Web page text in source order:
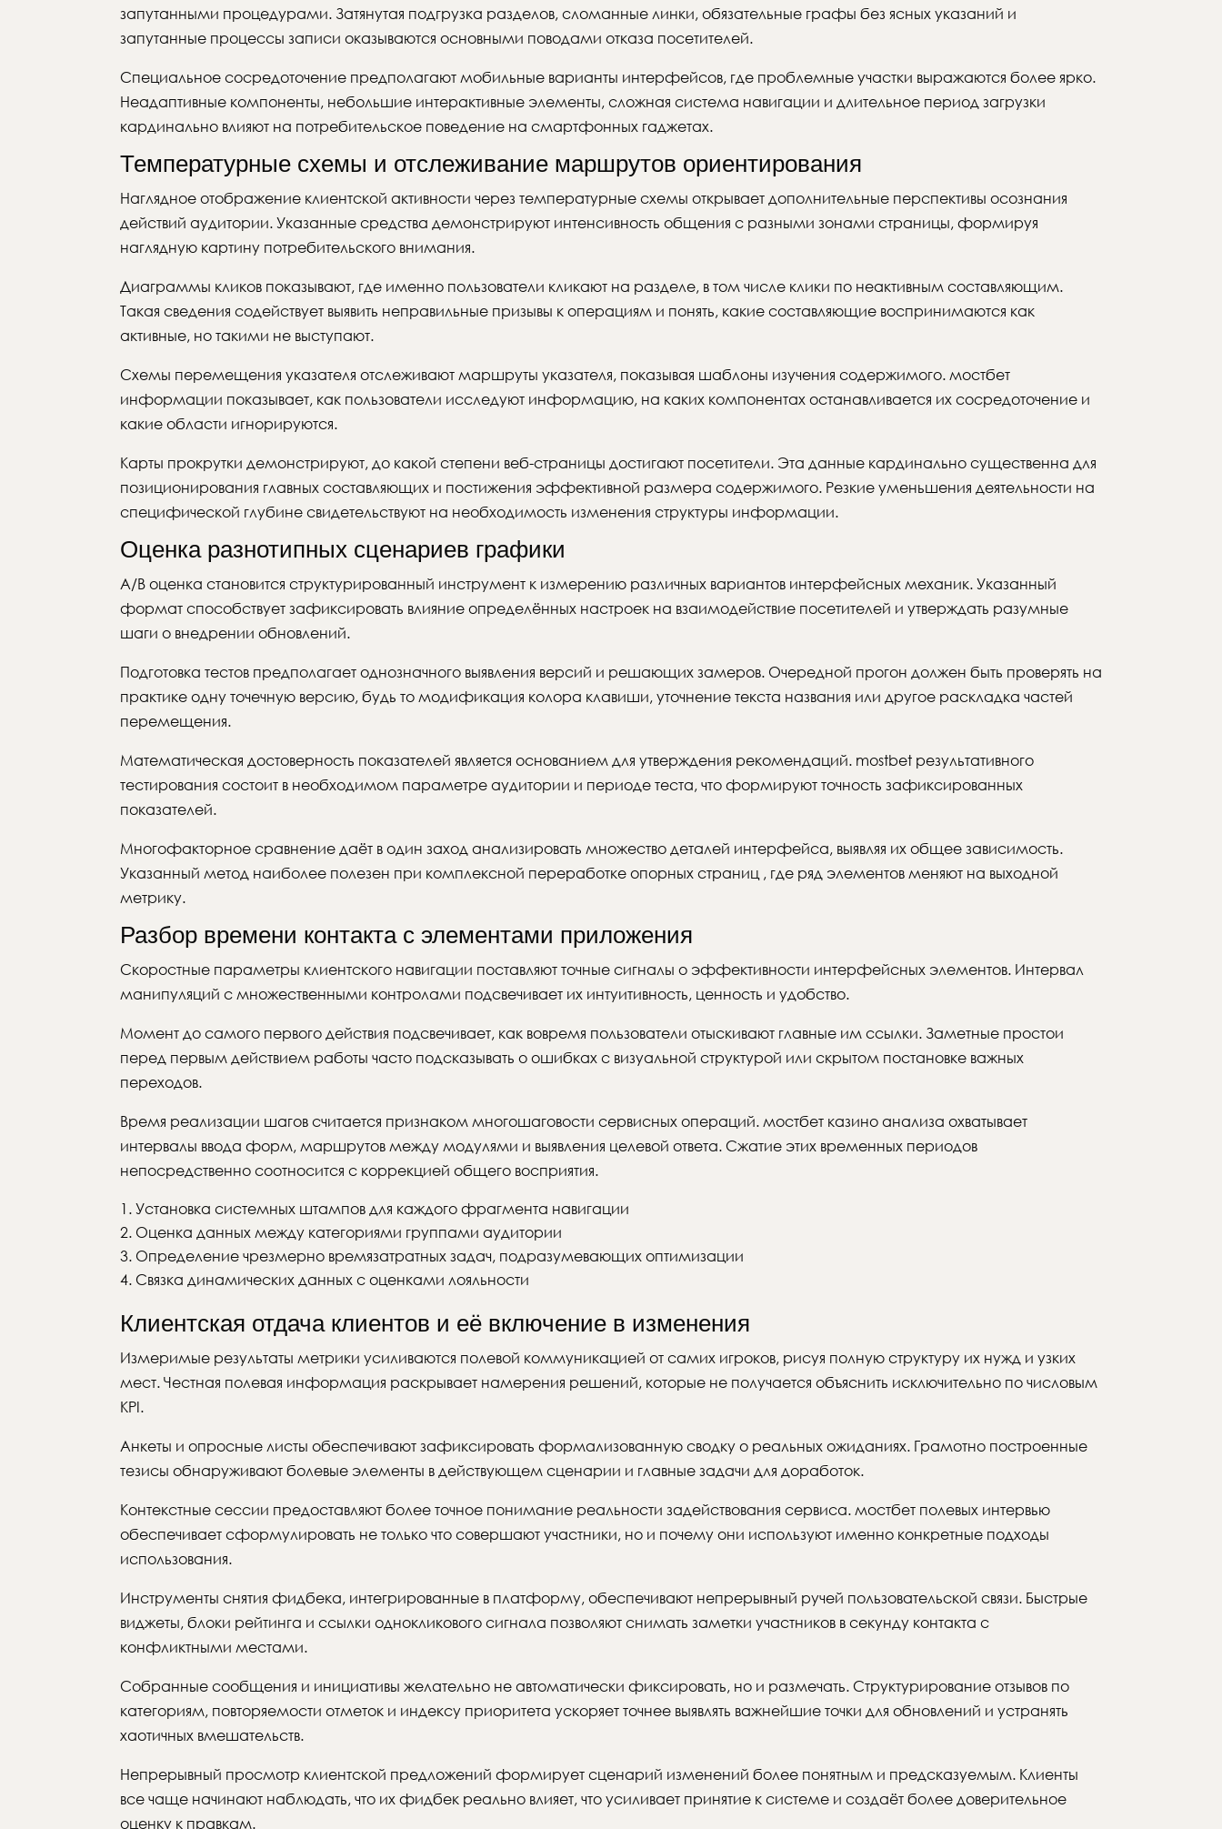
запутанными процедурами. Затянутая подгрузка разделов, сломанные линки, обязательные графы без ясных указаний и
запутанные процессы записи оказываются основными поводами отказа посетителей.
Специальное сосредоточение предполагают мобильные варианты интерфейсов, где проблемные участки выражаются более ярко.
Неадаптивные компоненты, небольшие интерактивные элементы, сложная система навигации и длительное период загрузки
кардинально влияют на потребительское поведение на смартфонных гаджетах.
Температурные схемы и отслеживание маршрутов ориентирования
Наглядное отображение клиентской активности через температурные схемы открывает дополнительные перспективы осознания
действий аудитории. Указанные средства демонстрируют интенсивность общения с разными зонами страницы, формируя
наглядную картину потребительского внимания.
Диаграммы кликов показывают, где именно пользователи кликают на разделе, в том числе клики по неактивным составляющим.
Такая сведения содействует выявить неправильные призывы к операциям и понять, какие составляющие воспринимаются как
активные, но такими не выступают.
Схемы перемещения указателя отслеживают маршруты указателя, показывая шаблоны изучения содержимого. мостбет
информации показывает, как пользователи исследуют информацию, на каких компонентах останавливается их сосредоточение и
какие области игнорируются.
Карты прокрутки демонстрируют, до какой степени веб-страницы достигают посетители. Эта данные кардинально существенна для
позиционирования главных составляющих и постижения эффективной размера содержимого. Резкие уменьшения деятельности на
специфической глубине свидетельствуют на необходимость изменения структуры информации.
Оценка разнотипных сценариев графики
A/B оценка становится структурированный инструмент к измерению различных вариантов интерфейсных механик. Указанный
формат способствует зафиксировать влияние определённых настроек на взаимодействие посетителей и утверждать разумные
шаги о внедрении обновлений.
Подготовка тестов предполагает однозначного выявления версий и решающих замеров. Очередной прогон должен быть проверять на
практике одну точечную версию, будь то модификация колора клавиши, уточнение текста названия или другое раскладка частей
перемещения.
Математическая достоверность показателей является основанием для утверждения рекомендаций. mostbet результативного
тестирования состоит в необходимом параметре аудитории и периоде теста, что формируют точность зафиксированных
показателей.
Многофакторное сравнение даёт в один заход анализировать множество деталей интерфейса, выявляя их общее зависимость.
Указанный метод наиболее полезен при комплексной переработке опорных страниц , где ряд элементов меняют на выходной
метрику.
Разбор времени контакта с элементами приложения
Скоростные параметры клиентского навигации поставляют точные сигналы о эффективности интерфейсных элементов. Интервал
манипуляций с множественными контролами подсвечивает их интуитивность, ценность и удобство.
Момент до самого первого действия подсвечивает, как вовремя пользователи отыскивают главные им ссылки. Заметные простои
перед первым действием работы часто подсказывать о ошибках с визуальной структурой или скрытом постановке важных
переходов.
Время реализации шагов считается признаком многошаговости сервисных операций. мостбет казино анализа охватывает
интервалы ввода форм, маршрутов между модулями и выявления целевой ответа. Сжатие этих временных периодов
непосредственно соотносится с коррекцией общего восприятия.
Установка системных штампов для каждого фрагмента навигации
Оценка данных между категориями группами аудитории
Определение чрезмерно времязатратных задач, подразумевающих оптимизации
Связка динамических данных с оценками лояльности
Клиентская отдача клиентов и её включение в изменения
Измеримые результаты метрики усиливаются полевой коммуникацией от самих игроков, рисуя полную структуру их нужд и узких
мест. Честная полевaя информация раскрывает намерения решений, которые не получается объяснить исключительно по числовым
KPI.
Анкеты и опросные листы обеспечивают зафиксировать формализованную сводку о реальных ожиданиях. Грамотно построенные
тезисы обнаруживают болевые элементы в действующем сценарии и главные задачи для доработок.
Контекстные сессии предоставляют более точное понимание реальности задействования сервиса. мостбет полевых интервью
обеспечивает сформулировать не только что совершают участники, но и почему они используют именно конкретные подходы
использования.
Инструменты снятия фидбека, интегрированные в платформу, обеспечивают непрерывный ручей пользовательской связи. Быстрые
виджеты, блоки рейтинга и ссылки однокликового сигнала позволяют снимать заметки участников в секунду контакта с
конфликтными местами.
Собранные сообщения и инициативы желательно не автоматически фиксировать, но и размечать. Структурирование отзывов по
категориям, повторяемости отметок и индексу приоритета ускоряет точнее выявлять важнейшие точки для обновлений и устранять
хаотичных вмешательств.
Непрерывный просмотр клиентской предложений формирует сценарий изменений более понятным и предсказуемым. Клиенты
все чаще начинают наблюдать, что их фидбек реально влияет, что усиливает принятие к системе и создаёт более доверительное
оценку к правкам.